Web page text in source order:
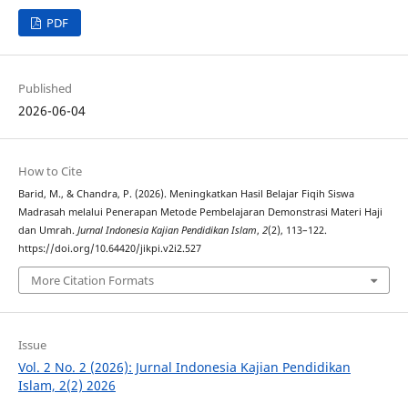
PDF
Published
2026-06-04
How to Cite
Barid, M., & Chandra, P. (2026). Meningkatkan Hasil Belajar Fiqih Siswa
Madrasah melalui Penerapan Metode Pembelajaran Demonstrasi Materi Haji
dan Umrah. Jurnal Indonesia Kajian Pendidikan Islam, 2(2), 113–122.
https://doi.org/10.64420/jikpi.v2i2.527
More Citation Formats
Issue
Vol. 2 No. 2 (2026): Jurnal Indonesia Kajian Pendidikan
Islam, 2(2) 2026